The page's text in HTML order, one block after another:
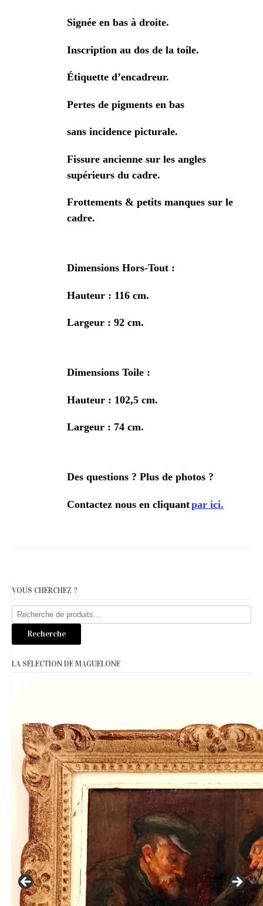
Signée en bas à droite.
Inscription au dos de la toile.
Étiquette d’encadreur.
Pertes de pigments en bas
sans incidence picturale.
Fissure ancienne sur les angles
supérieurs du cadre.
Frottements & petits manques sur le
cadre.
Dimensions Hors-Tout :
Hauteur : 116 cm.
Largeur : 92 cm.
Dimensions Toile :
Hauteur : 102,5 cm.
Largeur : 74 cm.
Des questions ? Plus de photos ?
Contactez nous en cliquantpar ici.
VOUS CHERCHEZ ?
Recherche
pour :
Recherche
LA SÉLECTION DE MAGUELONE